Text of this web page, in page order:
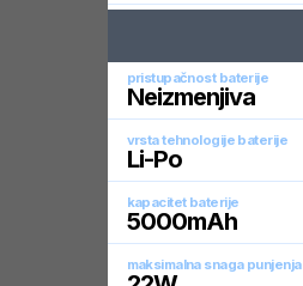
pristupačnost baterije
Neizmenjiva
vrsta tehnologije baterije
Li-Po
kapacitet baterije
5000mAh
maksimalna snaga punjenja